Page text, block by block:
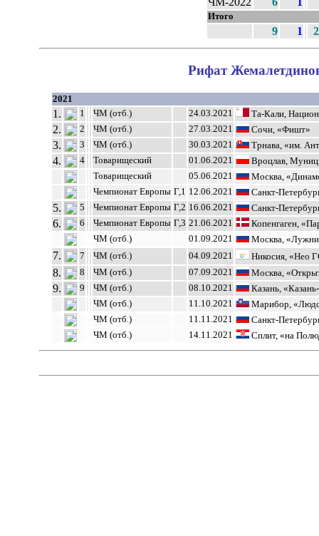
Итого
9 1 2
Рифат
2021
1. 1 ЧМ (отб.) 24.03.2021 Та-Кали,
2. 2 ЧМ (отб.) 27.03.2021 Сочи, «Фишт»
3. 3 ЧМ (отб.) 30.03.2021 Трнава, «им.
4. 4 Товарищеский 01.06.2021
Вроцлав,
Товарищеский
05.06.2021
Москва,
Чемпионат Европы Г,1 12.06.2021 Санкт-
5. 5 Чемпионат Европы Г,2 16.06.2021 Санкт-
6. 6 Чемпионат Европы Г,3 21.06.2021
Копенгаген,
ЧМ (отб.)
01.09.2021 Москва,
7. 7 ЧМ (отб.) 04.09.2021 Никосия, «Нео
8. 8 ЧМ (отб.) 07.09.2021 Москва,
9. 9 ЧМ (отб.) 08.10.2021
Казань,
ЧМ (отб.)
11.10.2021
Марибор,
ЧМ (отб.)
11.11.2021
Санкт-
ЧМ (отб.)
14.11.2021 Сплит, «на